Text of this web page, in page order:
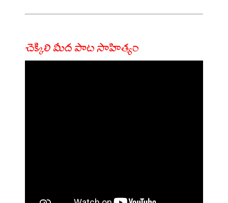
చెక్కిలి మీద పాట సాహిత్యం